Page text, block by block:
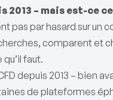
– mais est-ce
pas par hasard sur un
comparent et
faut.
depuis 2013 – bien
de plateformes